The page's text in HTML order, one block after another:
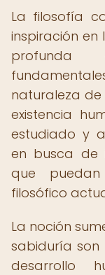
La filosofía
inspiración en
profunda
naturaleza
existencia
estudiado y
en busca de
que puedan
filosófico
La noción
sabiduría
desarrollo